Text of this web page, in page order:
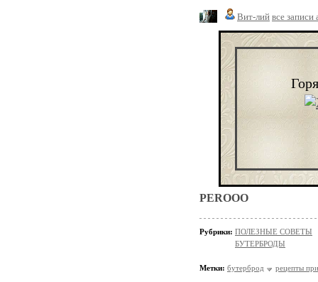
Вит-лий все записи
PEROOO
Рубрики: ПОЛЕЗНЫЕ СОВЕТЫ
БУТЕРБРОДЫ
Метки: бутерброд рецепты